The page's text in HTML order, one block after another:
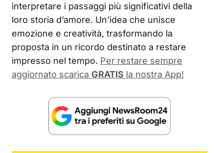
interpretare i passaggi più significativi della
loro storia d’amore. Un’idea che unisce
emozione e creatività, trasformando la
proposta in un ricordo destinato a restare
impresso nel tempo. Per restare sempre
aggiornato scarica GRATIS la nostra App!